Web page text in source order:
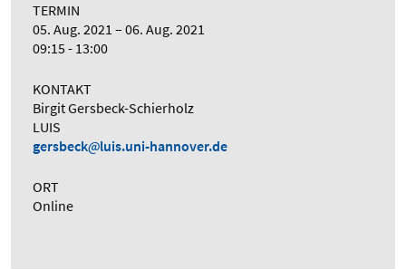
TERMIN
05. Aug. 2021
06. Aug. 2021
09:15 - 13:00
KONTAKT
Birgit Gersbeck-Schierholz
LUIS
gersbeck
luis.uni-hannover.de
ORT
Online